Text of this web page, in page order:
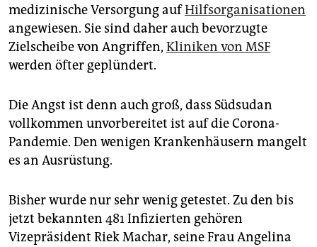
medizinische Versorgung aufHilfsorganisa­tio­nen
angewiesen. Sie sind daher auch bevorzugte
Zielscheibe von Angriffen, Kliniken von MSF
werden öfter geplündert.
Die Angst ist denn auch groß, dass Südsudan
vollkommen unvorbereitet ist auf die Corona-
Pandemie. Den wenigen Krankenhäusern mangelt
es an Ausrüstung.
Bisher wurde nur sehr wenig getestet. Zu den bis
jetzt bekannten 481 Infizierten gehören
Vizepräsident Riek Machar, seine Frau Angelina